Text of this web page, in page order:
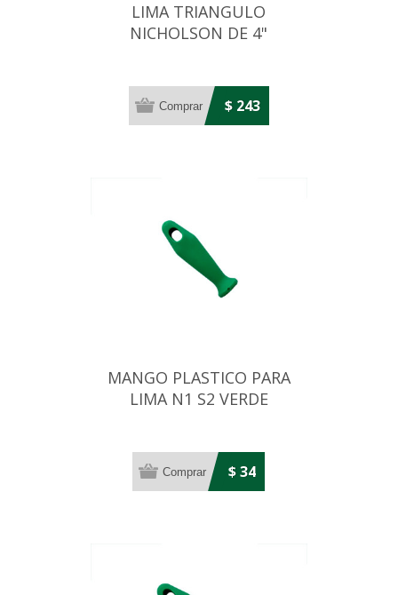
LIMA TRIANGULO
NICHOLSON DE 4"
$ 243
MANGO PLASTICO PARA
LIMA N1 S2 VERDE
$ 34